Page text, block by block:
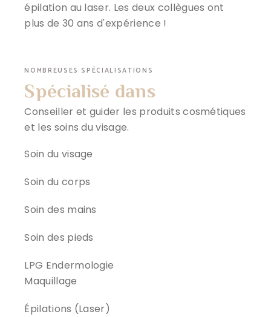
épilation au laser. Les deux collègues ont
plus de 30 ans d'expérience !
NOMBREUSES SPÉCIALISATIONS
Spécialisé dans
Conseiller et guider les produits cosmétiques
et les soins du visage.
Soin du visage
Soin du corps
Soin des mains
Soin des pieds
LPG Endermologie
Maquillage
Épilations (Laser)